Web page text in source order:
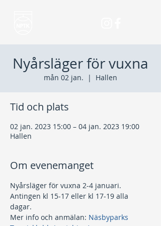
Nyårsläger för vuxna
mån 02 jan.
  |
Hallen
Tid och plats
02 jan. 2023 15:00 – 04 jan. 2023 19:00
Hallen
Om evenemanget
Nyårsläger för vuxna 2-4 januari.
Antingen kl 15-17 eller kl 17-19 alla
dagar.
Mer info och anmälan: Näsbyparks